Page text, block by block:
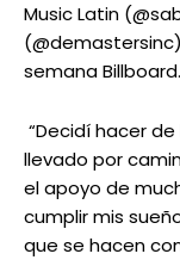
Music Latin
semana Billboard.
“Decidí hacer
llevado por
el apoyo de
cumplir mis
que se hacen